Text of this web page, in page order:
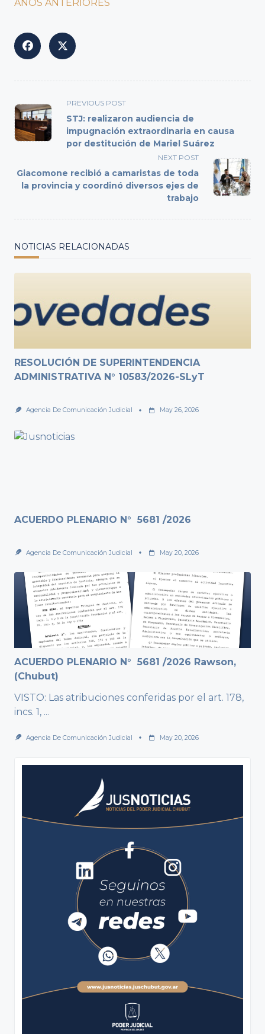
AÑOS ANTERIORES
<span
class="nav-
subtitle
screen-
text">Page</span>
PREVIOUS POST
STJ: realizaron audiencia de
impugnación extraordinaria en causa
por destitución de Mariel Suárez
NEXT POST
Giacomone recibió a camaristas de toda
la provincia y coordinó diversos ejes de
trabajo
NOTICIAS RELACIONADAS
RESOLUCIÓN DE SUPERINTENDENCIA
ADMINISTRATIVA N° 10583/2026-SLyT
Agencia De Comunicación Judicial May 26, 2026
ACUERDO PLENARIO N° 5681 /2026
Agencia De Comunicación Judicial May 20, 2026
ACUERDO PLENARIO N° 5681 /2026 Rawson,
(Chubut)
VISTO: Las atribuciones conferidas por el art. 178,
incs. 1, ...
Agencia De Comunicación Judicial May 20, 2026